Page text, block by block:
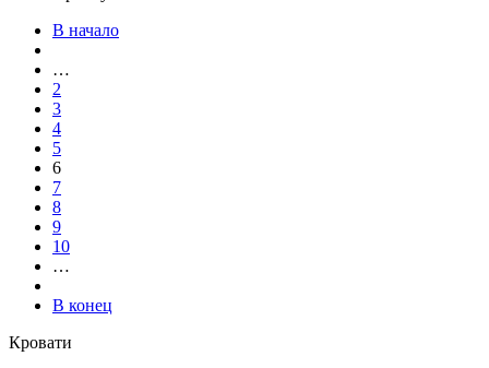
В начало
…
2
3
4
5
6
7
8
9
10
…
В конец
Кровати